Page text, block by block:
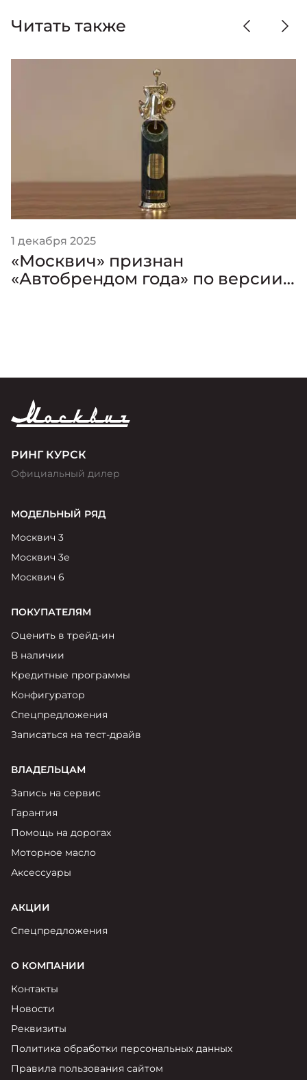
Читать также
1 декабря 2025
«Москвич» признан
«Автобрендом года» по версии
РИНГ КУРСК
Официальный дилер
МОДЕЛЬНЫЙ РЯД
Москвич 3
Москвич 3е
Москвич 6
ПОКУПАТЕЛЯМ
Оценить в трейд-ин
В наличии
Кредитные программы
Конфигуратор
Спецпредложения
Записаться на тест-драйв
ВЛАДЕЛЬЦАМ
Запись на сервис
Гарантия
Помощь на дорогах
Моторное масло
Аксессуары
АКЦИИ
Спецпредложения
О КОМПАНИИ
Контакты
Новости
Реквизиты
Политика обработки персональных данных
Правила пользования сайтом